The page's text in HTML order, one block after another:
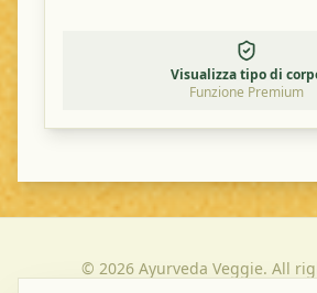
Visualizza tipo di
Funzione Premium
© 2026Ayurveda Veggie. All